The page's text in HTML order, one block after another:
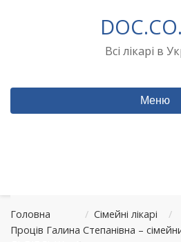
Всі лікарі в
Меню
Головна / Сімейні лікарі
/
Проців Галина Степанівна –